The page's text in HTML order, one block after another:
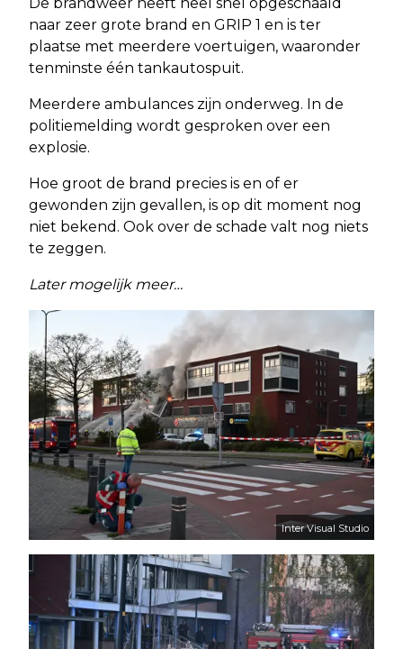
naar zeer grote brand en GRIP 1 en is ter
plaatse met meerdere voertuigen, waaronder
tenminste één tankautospuit.
Meerdere ambulances zijn onderweg. In de
politiemelding wordt gesproken over een
explosie.
Hoe groot de brand precies is en of er
gewonden zijn gevallen, is op dit moment nog
niet bekend. Ook over de schade valt nog niets
te zeggen.
Later mogelijk meer…
Inter Visual Studio